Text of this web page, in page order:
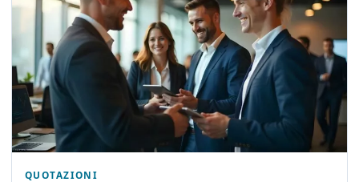
QUOTAZIONI